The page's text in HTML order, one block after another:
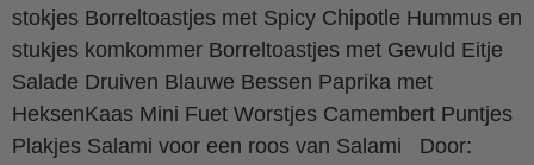
stokjes Borreltoastjes met Spicy Chipotle Hummus en
stukjes komkommer Borreltoastjes met Gevuld Eitje
Salade Druiven Blauwe Bessen Paprika met
HeksenKaas Mini Fuet Worstjes Camembert Puntjes
Plakjes Salami voor een roos van Salami Door: